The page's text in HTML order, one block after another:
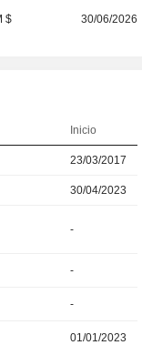
$ 30/06/2026
Inicio
23/03/2017
30/04/2023
-
-
-
01/01/2023